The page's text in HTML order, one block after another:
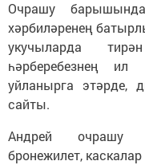
Очрашу
хәрбиләренең
укучыларда
һәрберебезнең
уйланырга этәрде,
сайты.
Андрей очрашу
бронежилет, каскалар